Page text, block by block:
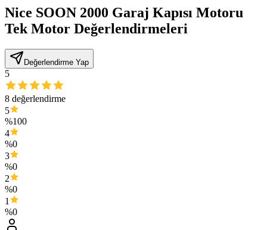
Nice SOON 2000 Garaj Kapısı Motoru
Tek Motor Değerlendirmeleri
Değerlendirme Yap
5
8 değerlendirme
5
%100
4
%0
3
%0
2
%0
1
%0